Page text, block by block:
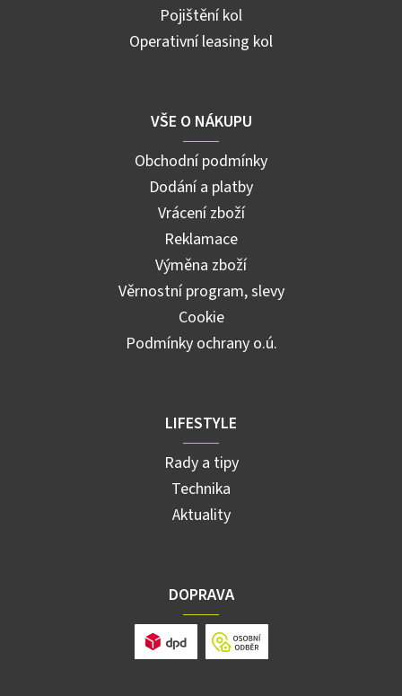
Pojištění kol
Operativní leasing kol
VŠE O NÁKUPU
Obchodní podmínky
Dodání a platby
Vrácení zboží
Reklamace
Výměna zboží
Věrnostní program, slevy
Cookie
Podmínky ochrany o.ú.
LIFESTYLE
Rady a tipy
Technika
Aktuality
DOPRAVA